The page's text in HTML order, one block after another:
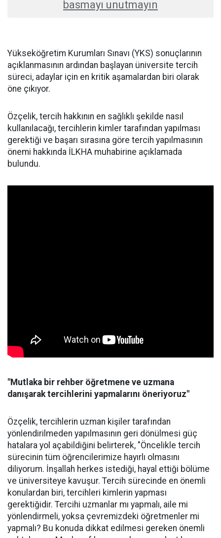
basmayı unutmayın
Yükseköğretim Kurumları Sınavı (YKS) sonuçlarının
açıklanmasının ardından başlayan üniversite tercih
süreci, adaylar için en kritik aşamalardan biri olarak
öne çıkıyor.
Özçelik, tercih hakkının en sağlıklı şekilde nasıl
kullanılacağı, tercihlerin kimler tarafından yapılması
gerektiği ve başarı sırasına göre tercih yapılmasının
önemi hakkında İLKHA muhabirine açıklamada
bulundu.
"Mutlaka bir rehber öğretmene ve uzmana
danışarak tercihlerini yapmalarını öneriyoruz"
Özçelik, tercihlerin uzman kişiler tarafından
yönlendirilmeden yapılmasının geri dönülmesi güç
hatalara yol açabildiğini belirterek, "Öncelikle tercih
sürecinin tüm öğrencilerimize hayırlı olmasını
diliyorum. İnşallah herkes istediği, hayal ettiği bölüme
ve üniversiteye kavuşur. Tercih sürecinde en önemli
konulardan biri, tercihleri kimlerin yapması
gerektiğidir. Tercihi uzmanlar mı yapmalı, aile mi
yönlendirmeli, yoksa çevremizdeki öğretmenler mi
yapmalı? Bu konuda dikkat edilmesi gereken önemli